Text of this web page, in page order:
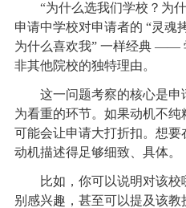
“为什么选我们学校？为什
申请中学校对申请者的 “灵魂
为什么喜欢我” 一样经典 ——
非其他院校的独特理由。
这一问题考察的核心是申
为看重的环节。如果动机不
可能会让申请大打折扣。想
动机描述得足够细致、具体。
比如，你可以说明对该校
别感兴趣，甚至可以提及该